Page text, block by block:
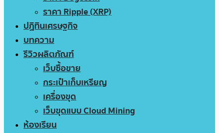
ราคา Ripple (XRP)
ปฏิทินเศรษฐกิจ
บทความ
รีวิวผลิตภัณฑ์
เว็บซื้อขาย
กระเป๋าเก็บเหรียญ
เครื่องขุด
เว็บขุดแบบ Cloud Mining
ห้องเรียน